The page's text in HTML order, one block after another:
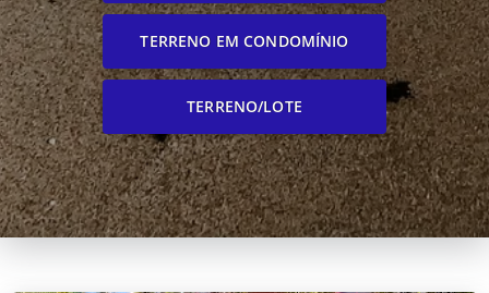
TERRENO EM CONDOMÍNIO
TERRENO/LOTE